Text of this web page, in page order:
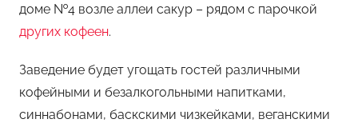
доме №4 возле аллеи сакур – рядом с парочкой
других кофеен.
Заведение будет угощать гостей различными
кофейными и безалкогольными напитками,
синнабонами, баскскими чизкейками, веганскими